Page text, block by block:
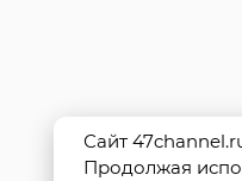
Сайт
Продолжая